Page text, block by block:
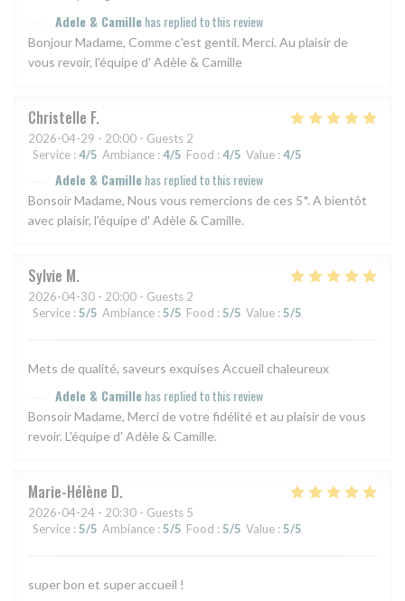
Adele & Camillehas replied to this review
Bonjour Madame, Comme c'est gentil. Merci. Au plaisir de
vous revoir, l'équipe d' Adèle & Camille
Christelle F
2026-04-29 - 20:00 - Guests 2
Service : 4/5 Ambiance : 4/5 Food : 4/5 Value : 4/5
Adele & Camillehas replied to this review
Bonsoir Madame, Nous vous remercions de ces 5*. A bientôt
avec plaisir, l'équipe d' Adèle & Camille.
Sylvie M
2026-04-30 - 20:00 - Guests 2
Service : 5/5 Ambiance : 5/5 Food : 5/5 Value : 5/5
Mets de qualité, saveurs exquises Accueil chaleureux
Adele & Camillehas replied to this review
Bonsoir Madame, Merci de votre fidélité et au plaisir de vous
revoir. L'équipe d' Adèle & Camille.
Marie-Hélène D
2026-04-24 - 20:30 - Guests 5
Service : 5/5 Ambiance : 5/5 Food : 5/5 Value : 5/5
super bon et super accueil !